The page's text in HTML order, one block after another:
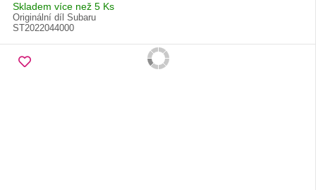
Skladem více než 5 Ks
Originální díl Subaru
ST2022044000